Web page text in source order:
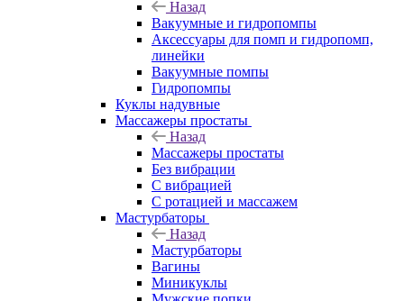
Назад
Вакуумные и гидропомпы
Аксессуары для помп и гидропомп,
линейки
Вакуумные помпы
Гидропомпы
Куклы надувные
Массажеры простаты
Назад
Массажеры простаты
Без вибрации
С вибрацией
С ротацией и массажем
Мастурбаторы
Назад
Мастурбаторы
Вагины
Миникуклы